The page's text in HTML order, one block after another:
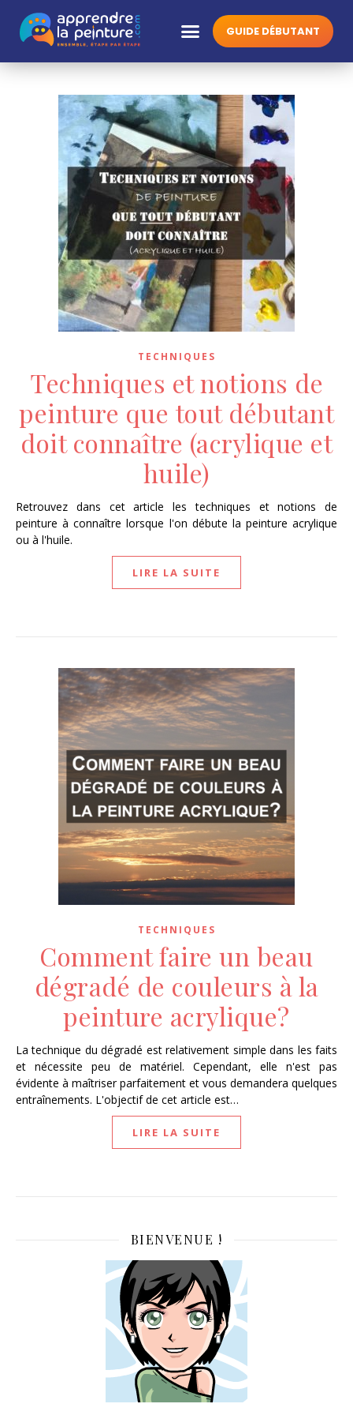
GUIDE DÉBUTANT
TECHNIQUES
Techniques et notions de
peinture que tout débutant
doit connaître (acrylique et
huile)
Retrouvez dans cet article les techniques et notions de
peinture à connaître lorsque l'on débute la peinture acrylique
ou à l'huile.
LIRE LA SUITE
TECHNIQUES
Comment faire un beau
dégradé de couleurs à la
peinture acrylique?
La technique du dégradé est relativement simple dans les faits
et nécessite peu de matériel. Cependant, elle n'est pas
évidente à maîtriser parfaitement et vous demandera quelques
entraînements. L'objectif de cet article est…
LIRE LA SUITE
BIENVENUE !